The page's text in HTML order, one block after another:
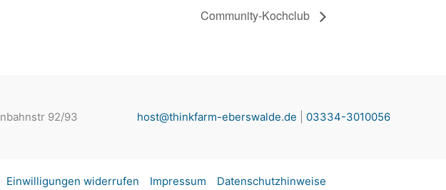
Community-Kochclub
92/93 host@thinkfarm-eberswalde.de 03334-3010056
Einwilligungen widerrufen Impressum Datenschutzhinweise